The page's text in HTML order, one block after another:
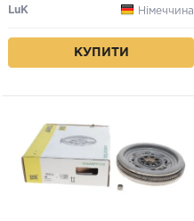
ALTEA XL, LEON, TOLEDO III
LuK
Німеччина
КУПИТИ